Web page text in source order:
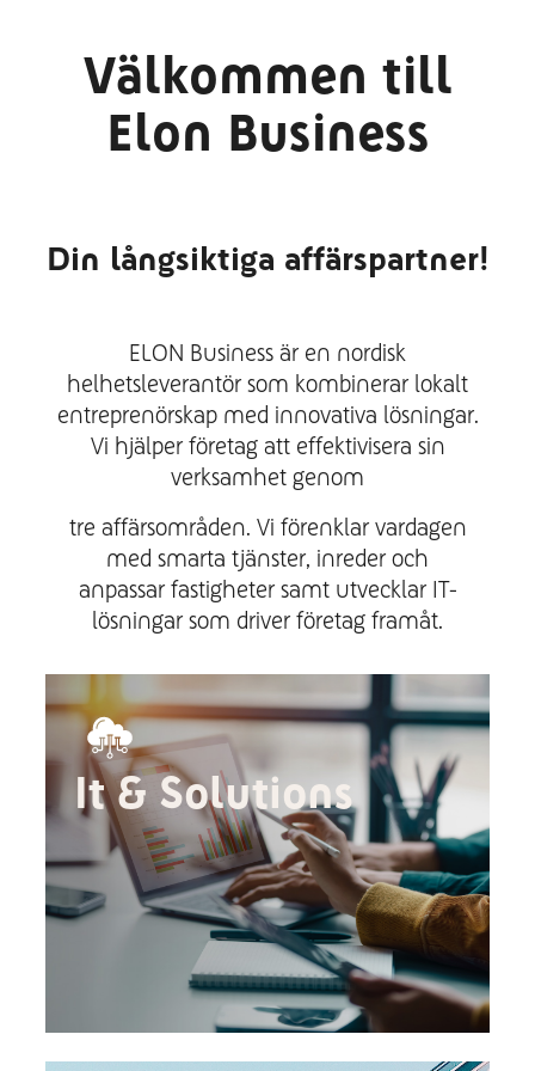
Välkommen till
Elon Business
Din långsiktiga affärspartner!
ELON Business är en nordisk
helhetsleverantör som kombinerar lokalt
entreprenörskap med innovativa lösningar.
Vi hjälper företag att effektivisera sin
verksamhet genom
tre affärsområden. Vi förenklar vardagen
med smarta tjänster, inreder och
anpassar fastigheter samt utvecklar IT-
lösningar som driver företag framåt.
It & Solutions